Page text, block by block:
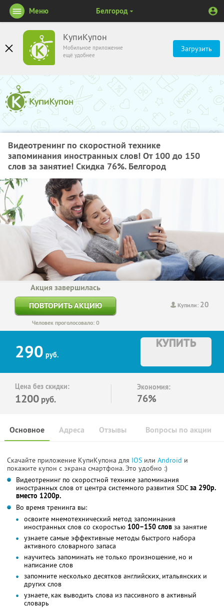
КупиКупон
Мобильное приложение
ещё удобнее
Загрузить
Меню Белгород
Видеотренинг по скоростной технике
запоминания иностранных слов! От 100 до 150
слов за занятие! Скидка 76%. Белгород
Купили: 20
Акция завершилась
ПОВТОРИТЬ АКЦИЮ
Человек проголосовало: 0
290 руб.
КУПИТЬ
Цена без скидки:
1200 руб.
Экономия:
76%
Основное Отзывы Вопросы по акции
Адреса
Скачайте приложение КупиКупона для IOS или Android и
покажите купон с экрана смартфона. Это удобно :)
Видеотренинг по скоростной технике запоминания
иностранных слов от центра системного развития SDCза 290р.
вместо 1200р.
Во время тренинга вы:
освоите мнемотехнический метод запоминания
иностранных слов со скоростью 100–150 слов за занятие
узнаете самые эффективные методы быстрого набора
активного словарного запаса
научитесь запоминать не только произношение, но и
написание слов
запомните несколько десятков английских, итальянских и
других слов
узнаете, как выводить слова из пассивного в активный
словарь